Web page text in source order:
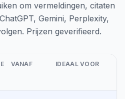
om vermeldingen, citaten
Gemini, Perplexity,
Prijzen geverifieerd.
VANAF IDEAAL VOOR